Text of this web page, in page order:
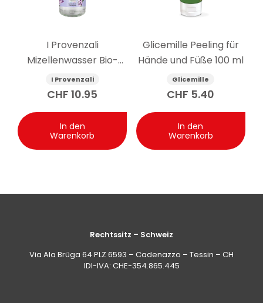
Früchte und Sandelholz für einen frischen, fruchtig-
Optionen in derselben Kategorie setzen stärker auf
süssere oder cremigere Noten.
I Provenzali
Mizellenwasser Bio-
Lavendel 400 ml
I Provenzali
CHF 10.95
In den
Warenkorb
Glicemille Peeling für
Hände und Füße 100 ml
Glicemille
CHF 5.40
In den
Warenkorb
Rechtssitz – Schweiz
Via Ala Brüga 64 PLZ 6593 – Cadenazzo – Tessin – CH
IDI-IVA: CHE-354.865.445